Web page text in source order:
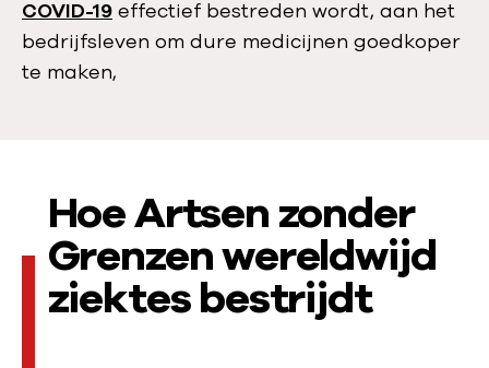
COVID-19 effectief bestreden wordt, aan het
bedrijfsleven om dure medicijnen goedkoper
te maken,
Hoe Artsen zonder
Grenzen wereldwijd
ziektes bestrijdt